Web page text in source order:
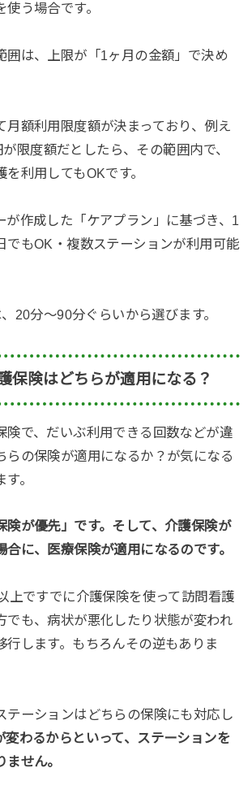
う場合です。
囲は、上限が「1ヶ月の金額」で決め
額利用限度額が決まっており、 例え
限度額だとしたら、その範囲内で、
利用してもOKです。
が作成した「ケアプラン」に基づき、1
でもOK・複数ステーションが利用可能
20分〜90分ぐらいから選びます。
保険はどちらが適用になる？
険で、だいぶ利用できる回数などが違
らの保険が適用になるか？が気になる
。
険が優先」です。そして、介護保険が
に、医療保険が適用になるのです。
上ですでに介護保険を使って訪問看護
でも、病状が悪化したり状態が変われ
行します。もちろんその逆もありま
テーションはどちらの保険にも対応し
変わるからといって、ステーションを
せん。